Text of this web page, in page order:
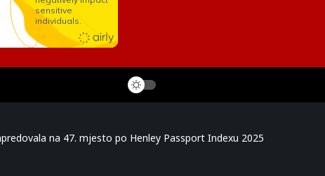
na 47. mjesto po Henley Passport Indexu 2025